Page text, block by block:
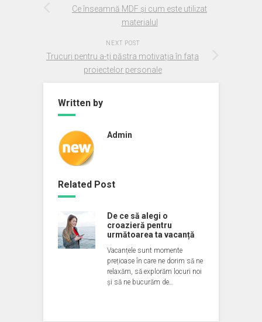
Ce înseamnă MDF și cum este utilizat
materialul
NEXT POST
Trucuri pentru a-ți păstra motivația în fața
proiectelor personale
Written by
Admin
Related Post
De ce să alegi o
croazieră pentru
următoarea ta vacanță
Vacanțele sunt momente
prețioase în care ne dorim să ne
relaxăm, să explorăm locuri noi
și să ne bucurăm de…